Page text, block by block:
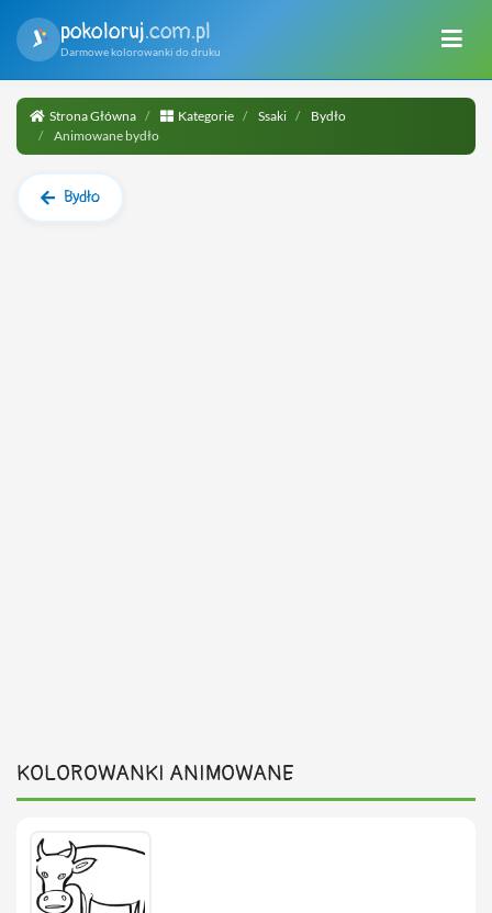
pokoloruj.com.pl
Darmowe kolorowanki do druku
Strona Główna Kategorie Ssaki
Bydło
Animowane bydło
Bydło
KOLOROWANKI ANIMOWANE